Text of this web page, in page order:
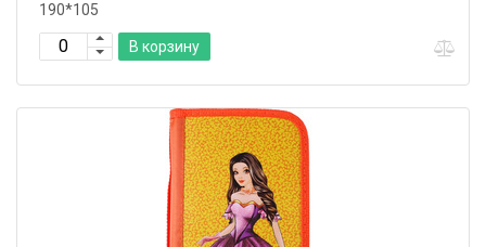
190*105
В корзину